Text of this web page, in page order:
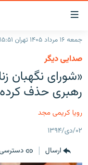
لینک‌های
قابلیت
دسترسی
بازگشت
منوی
اصلی
به
صفحه
صفحه اصلی
ایران
جهان
فرکانس‌ها
پادکست
چندرسانه‌ای
گزارش‌های تصویری
زنان فردا
جمعه ۱۶ مرداد ۱۴۰۵ تهران ۱۵:۵۱
صدایی دیگر
«شورای نگهبان
رهبری حذف
رویا کریمی مجد
۰۲/دی/۱۳۹۴
ارسال